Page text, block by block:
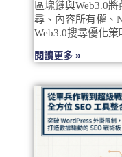
區塊鏈與Web3.0
尋、內容所有權、
Web3.0搜尋優化
閱讀更多 »